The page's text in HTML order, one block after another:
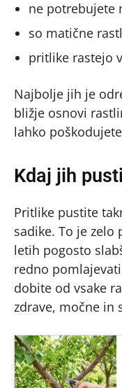
ne potrebujete
so matične
pritlike rastejo
Najbolje jih je
bližje osnovi
lahko
Kdaj jih
Pritlike pustite
sadike. To je zelo
letih pogosto
redno
dobite od vsake
zdrave, močne in